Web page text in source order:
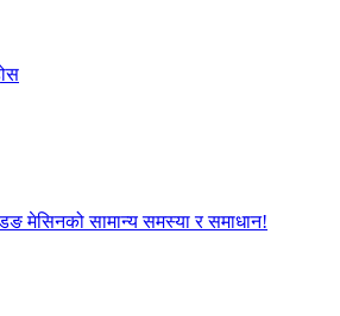
मेसिनको सामान्य समस्या र समाधान!